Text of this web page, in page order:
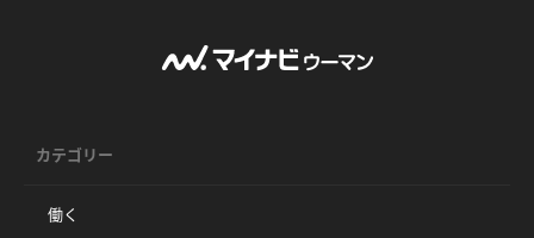
カテゴリー
働く